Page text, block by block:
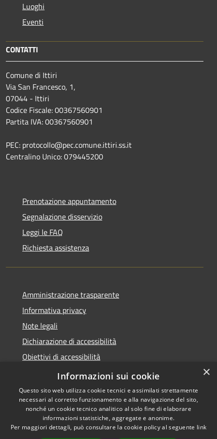
Luoghi
Eventi
CONTATTI
Comune di Ittiri
Via San Francesco, 1,
07044 - Ittiri
Codice Fiscale: 00367560901
Partita IVA: 00367560901
PEC: protocollo@pec.comune.ittiri.ss.it
Centralino Unico: 079445200
Prenotazione appuntamento
Segnalazione disservizio
Leggi le FAQ
Richiesta assistenza
Amministrazione trasparente
Informativa privacy
Note legali
Dichiarazione di accessibilità
Obiettivi di accessibilità
Storico Deliberazioni
Accessibilità
Copyright © 2026 • Comune di
Ittiri • Powered by
×
Informazioni sui cookie
Questo sito web utilizza cookie tecnici e assimilati strettamente
necessari al corretto funzionamento e alla navigazione del sito,
nonché un cookie tecnico analitico al solo fine di elaborare
informazioni statistiche, aggregate e anonime.
Per maggiori dettagli, può consultare la cookie policy al seguente link